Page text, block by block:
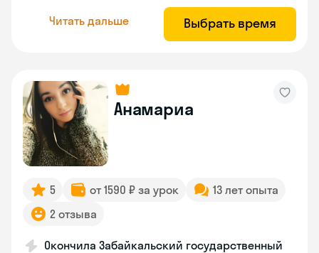
Читать дальше Выбрать время
Анамариа
5 от 1590 ₽ за урок
13 лет опыта
2 отзыва
Окончила Забайкальский государственный